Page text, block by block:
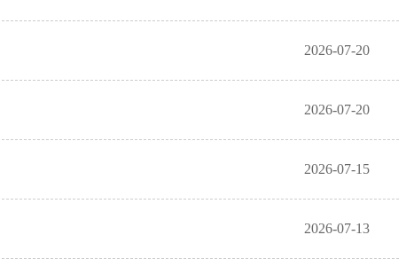
2026-07-20
2026-07-20
2026-07-15
2026-07-13